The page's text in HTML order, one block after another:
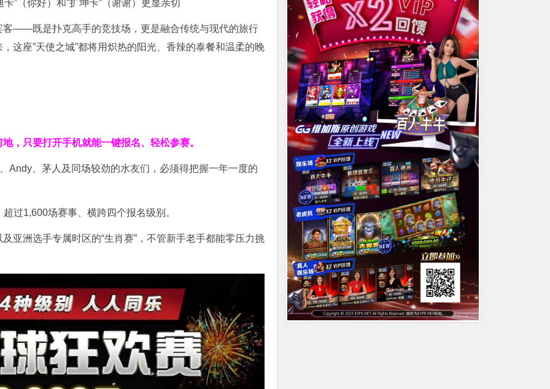
”（你好）和”扩坤卡”（谢谢）更显亲切
客——既是扑克高手的竞技场，更是融合传统与现代的旅行
这座”天使之城”都将用炽热的阳光、香辣的泰餐和温柔的晚
，只要打开手机就能一键报名、轻松参赛。
Andy、茅人及同场较劲的水友们，必须得把握一年一度的
过1,600场赛事、横跨四个报名级别。
亚洲选手专属时区的“生肖赛”，不管新手老手都能零压力挑